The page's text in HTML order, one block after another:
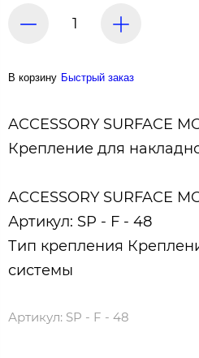
В корзину Быстрый заказ
ACCESSORY SURFACE
Крепление для
ACCESSORY SURFACE
Артикул: SP - F - 48
Тип крепления
системы
Артикул: SP - F - 48